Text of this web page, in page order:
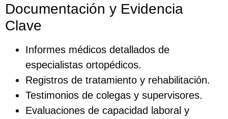
Documentación y Evidencia
Clave
Informes médicos detallados de
especialistas ortopédicos.
Registros de tratamiento y rehabilitación.
Testimonios de colegas y supervisores.
Evaluaciones de capacidad laboral y